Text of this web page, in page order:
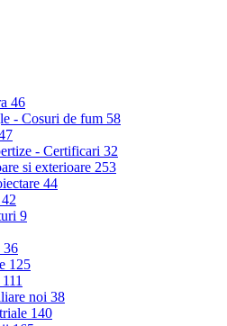
46
- Cosuri de fum 58
- Certificari 32
si exterioare 253
44
42
9
36
125
111
noi 38
140